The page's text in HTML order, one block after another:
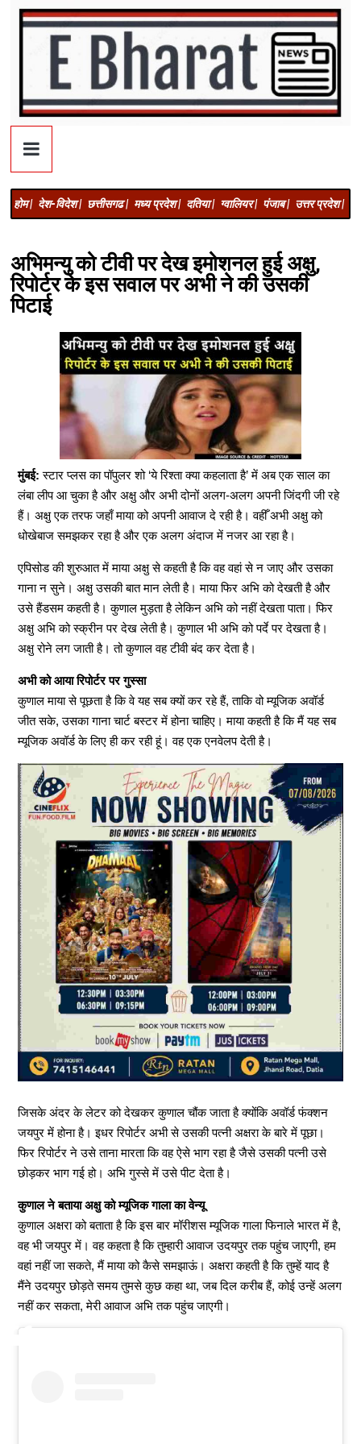
होम | देश-विदेश | छत्तीसगढ | मध्य प्रदेश | दतिया | ग्वालियर | पंजाब | उत्तर प्रदेश |
अभिमन्यु को टीवी पर देख इमोशनल हुई अक्षु,
रिपोर्टर के इस सवाल पर अभी ने की उसकी
पिटाई
मुंबई: स्टार प्लस का पॉपुलर शो ‘ये रिश्ता क्या कहलाता है’ में अब एक साल का
लंबा लीप आ चुका है और अक्षु और अभी दोनों अलग-अलग अपनी जिंदगी जी रहे
हैं। अक्षु एक तरफ जहाँ माया को अपनी आवाज दे रही है। वहीँ अभी अक्षु को
धोखेबाज समझकर रहा है और एक अलग अंदाज में नजर आ रहा है।
एपिसोड की शुरुआत में माया अक्षु से कहती है कि वह वहां से न जाए और उसका
गाना न सुने। अक्षु उसकी बात मान लेती है। माया फिर अभि को देखती है और
उसे हैंडसम कहती है। कुणाल मुड़ता है लेकिन अभि को नहीं देखता पाता। फिर
अक्षु अभि को स्क्रीन पर देख लेती है। कुणाल भी अभि को पर्दे पर देखता है।
अक्षु रोने लग जाती है। तो कुणाल वह टीवी बंद कर देता है।
अभी को आया रिपोर्टर पर गुस्सा
कुणाल माया से पूछता है कि वे यह सब क्यों कर रहे हैं, ताकि वो म्यूजिक अवॉर्ड
जीत सके, उसका गाना चार्ट बस्टर में होना चाहिए। माया कहती है कि मैं यह सब
म्यूजिक अवॉर्ड के लिए ही कर रही हूं। वह एक एनवेलप देती है।
जिसके अंदर के लेटर को देखकर कुणाल चौंक जाता है क्योंकि अवॉर्ड फंक्शन
जयपुर में होना है। इधर रिपोर्टर अभी से उसकी पत्नी अक्षरा के बारे में पूछा।
फिर रिपोर्टर ने उसे ताना मारता कि वह ऐसे भाग रहा है जैसे उसकी पत्नी उसे
छोड़कर भाग गई हो। अभि गुस्से में उसे पीट देता है।
कुणाल ने बताया अक्षु को म्यूजिक गाला का वेन्यू
कुणाल अक्षरा को बताता है कि इस बार मॉरीशस म्यूजिक गाला फिनाले भारत में है,
वह भी जयपुर में। वह कहता है कि तुम्हारी आवाज उदयपुर तक पहुंच जाएगी, हम
वहां नहीं जा सकते, मैं माया को कैसे समझाऊं। अक्षरा कहती है कि तुम्हें याद है
मैंने उदयपुर छोड़ते समय तुमसे कुछ कहा था, जब दिल करीब हैं, कोई उन्हें अलग
नहीं कर सकता, मेरी आवाज अभि तक पहुंच जाएगी।